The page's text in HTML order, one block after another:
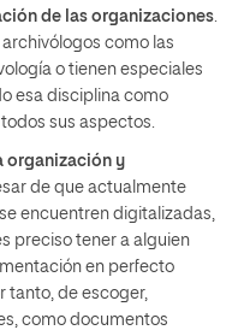
de las organizaciones
archivólogos como las
o tienen especiales
esa disciplina como
sus aspectos.
organización y
de que actualmente
encuentren digitalizadas,
preciso tener a alguien
en perfecto
tanto, de escoger,
como documentos